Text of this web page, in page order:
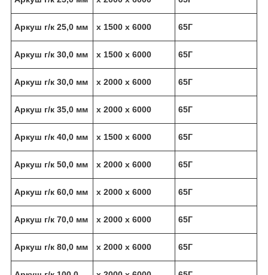
Аркуш г/к 25,0 мм х 1500 х 6000 65Г
Аркуш г/к 30,0 мм х 1500 х 6000 65Г
Аркуш г/к 30,0 мм х 2000 х 6000 65Г
Аркуш г/к 35,0 мм х 2000 х 6000 65Г
Аркуш г/к 40,0 мм х 1500 х 6000 65Г
Аркуш г/к 50,0 мм х 2000 х 6000 65Г
Аркуш г/к 60,0 мм х 2000 х 6000 65Г
Аркуш г/к 70,0 мм х 2000 х 6000 65Г
Аркуш г/к 80,0 мм х 2000 х 6000 65Г